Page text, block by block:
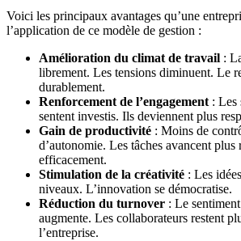
Voici les principaux avantages qu’une
l’application de ce modèle de gestion :
Amélioration du climat de travail :
librement. Les tensions diminuent. Le
durablement.
Renforcement de l’engagement: Les
sentent investis. Ils deviennent plus
Gain de productivité : Moins de
d’autonomie. Les tâches avancent plus
efficacement.
Stimulation de la créativité : Les
niveaux. L’innovation se démocratise.
Réduction du turnover : Le
augmente. Les collaborateurs restent
l’entreprise.